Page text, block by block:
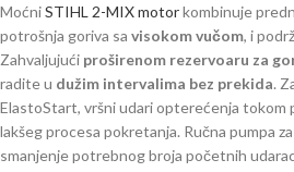
MoćniSTIHL 2-MIX motorkombinuje
potrošnja goriva sa visokom vučom, i
Zahvaljujući proširenom rezervoaru za
radite u dužim intervalima bez prekida.
ElastoStart, vršni udari opterećenja tokom
lakšeg procesa pokretanja. Ručna pumpa
smanjenje potrebnog broja početnih